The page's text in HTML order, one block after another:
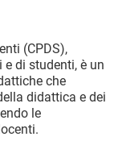
(CPDS),
di studenti, è un
che
didattica e dei
le